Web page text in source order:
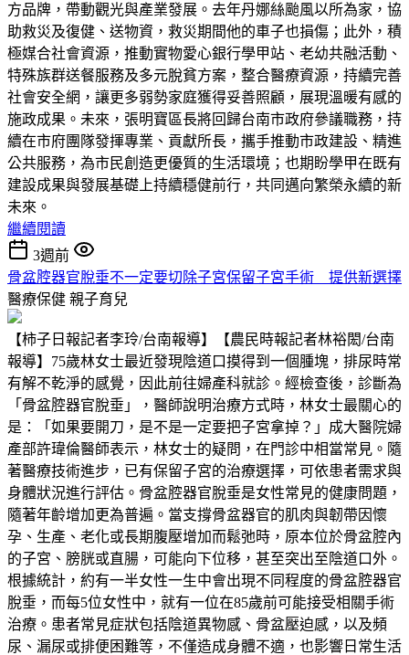
方品牌，帶動觀光與產業發展。去年丹娜絲颱風以所為家，協
助救災及復健、送物資，救災期間他的車子也損傷；此外，積
極媒合社會資源，推動實物愛心銀行學甲站、老幼共融活動、
特殊族群送餐服務及多元脫貧方案，整合醫療資源，持續完善
社會安全網，讓更多弱勢家庭獲得妥善照顧，展現溫暖有感的
施政成果。未來，張明寶區長將回歸台南市政府參議職務，持
續在市府團隊發揮專業、貢獻所長，攜手推動市政建設、精進
公共服務，為市民創造更優質的生活環境；也期盼學甲在既有
建設成果與發展基礎上持續穩健前行，共同邁向繁榮永續的新
未來。
繼續閱讀
3週前
骨盆腔器官脫垂不一定要切除子宮保留子宮手術 提供新選擇
醫療保健 親子育兒
【柿子日報記者李玲/台南報導】【農民時報記者林裕閎/台南
報導】75歲林女士最近發現陰道口摸得到一個腫塊，排尿時常
有解不乾淨的感覺，因此前往婦產科就診。經檢查後，診斷為
「骨盆腔器官脫垂」，醫師說明治療方式時，林女士最關心的
是：「如果要開刀，是不是一定要把子宮拿掉？」成大醫院婦
產部許瑋倫醫師表示，林女士的疑問，在門診中相當常見。隨
著醫療技術進步，已有保留子宮的治療選擇，可依患者需求與
身體狀況進行評估。骨盆腔器官脫垂是女性常見的健康問題，
隨著年齡增加更為普遍。當支撐骨盆器官的肌肉與韌帶因懷
孕、生產、老化或長期腹壓增加而鬆弛時，原本位於骨盆腔內
的子宮、膀胱或直腸，可能向下位移，甚至突出至陰道口外。
根據統計，約有一半女性一生中會出現不同程度的骨盆腔器官
脫垂，而每5位女性中，就有一位在85歲前可能接受相關手術
治療。患者常見症狀包括陰道異物感、骨盆壓迫感，以及頻
尿、漏尿或排便困難等，不僅造成身體不適，也影響日常生活